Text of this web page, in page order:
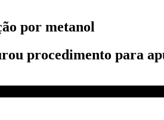
por metanol
procedimento para